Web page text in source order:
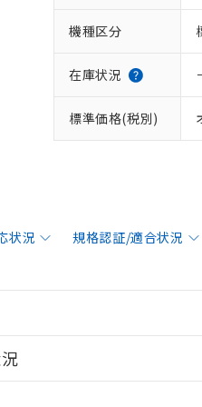
機種区分
在庫状況
標準価格(税別)
状況 規格認証/適合状況
くと、CADデータをダウンロ
※1 対応状況
対応予定なし：
調査・確認中：
仕入先様の事情に